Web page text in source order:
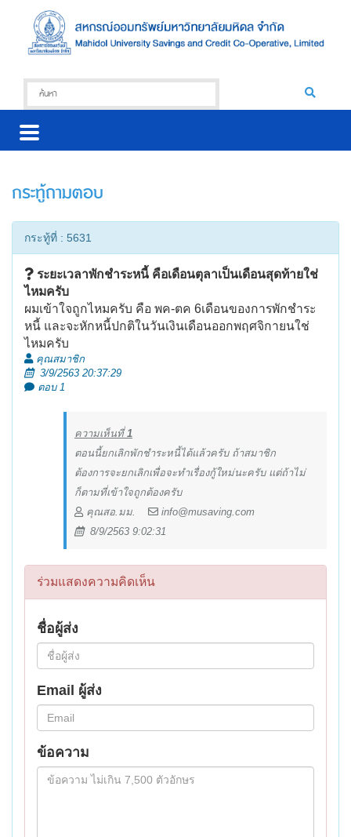
กระทู้ถามตอบ
กระทู้ที่ : 5631
ระยะเวลาพักชำระหนี้ คือเดือนตุลาเป็นเดือนสุดท้ายใช่
ไหมครับ
ผมเข้าใจถูกไหมครับ คือ พค-ตค 6เดือนของการพักชำระ
หนี้ และจะหักหนี้ปกติในวันเงินเดือนออกพฤศจิกายนใช่
ไหมครับ
คุณสมาชิก
3/9/2563 20:37:29
ตอบ 1
ความเห็นที่1
ตอนนี้ยกเลิกพักชำระหนี้ได้แล้วครับ ถ้าสมาชิก
ต้องการจะยกเลิกเพื่อจะทำเรื่องกู้ใหม่นะครับ แต่ถ้าไม่
ก็ตามที่เข้าใจถูกต้องครับ
คุณสอ.มม.
info@musaving.com
8/9/2563 9:02:31
ร่วมแสดงความคิดเห็น
ชื่อผู้ส่ง
Email ผู้ส่ง
ข้อความ